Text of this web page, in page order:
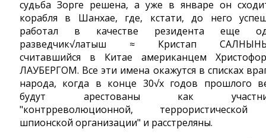
судьба Зорге решена, а уже в январе он
корабля в Шанхае, где, кстати, до него
работал в качестве резидента еще
разведчик√латыш ≈ Кристап
считавшийся в Китае американцем
ЛАУБЕРГОМ. Все эти имена окажутся в списках
народа, когда в конце 30√х годов прошлого
будут арестованы как
"контрреволюционной,
шпионской организации" и расстреляны.